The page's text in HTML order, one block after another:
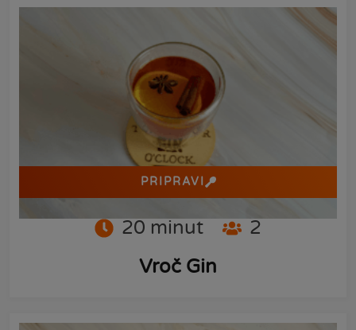
PRIPRAVI
20 minut
2
Vroč Gin